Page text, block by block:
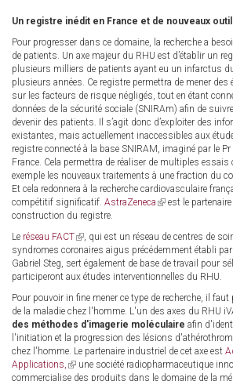
Un registre inédit en France et de nouveaux
Pour progresser dans ce domaine, la recherche a
de patients. Un axe majeur du RHU est d’établir un
plusieurs milliers de patients ayant eu un infarctus
plusieurs années. Ce registre permettra de mener des
sur les facteurs de risque négligés, tout en étant
données de la sécurité sociale (SNIRAm) afin de
devenir des patients. Il s’agit donc d’exploiter des
existantes, mais actuellement inaccessibles aux
registre connecté à la base SNIRAM, imaginé par le Pr
France. Cela permettra de réaliser de multiples
exemple les nouveaux traitements à une fraction du
Et cela redonnera à la recherche cardiovasculaire
compétitif significatif. AstraZeneca (linkest le
construction du registre.
Le réseau FACT(link
is
external)
, qui est un réseau de centres de
syndromes coronaires aigus précédemment établi par
Gabriel Steg, sert également de base de travail pour
participeront aux études interventionnelles du RHU.
Pour pouvoir in fine mener ce type de recherche, il
de la maladie chez l'homme. L'un des axes du RHU
des méthodes d'imagerie moléculaire afin
l'initiation et la progression des lésions
chez l'homme. Le partenaire industriel de cet axe est
Applications, (link
is
une société radiopharmaceutique
commercialise des produits dans le domaine de la